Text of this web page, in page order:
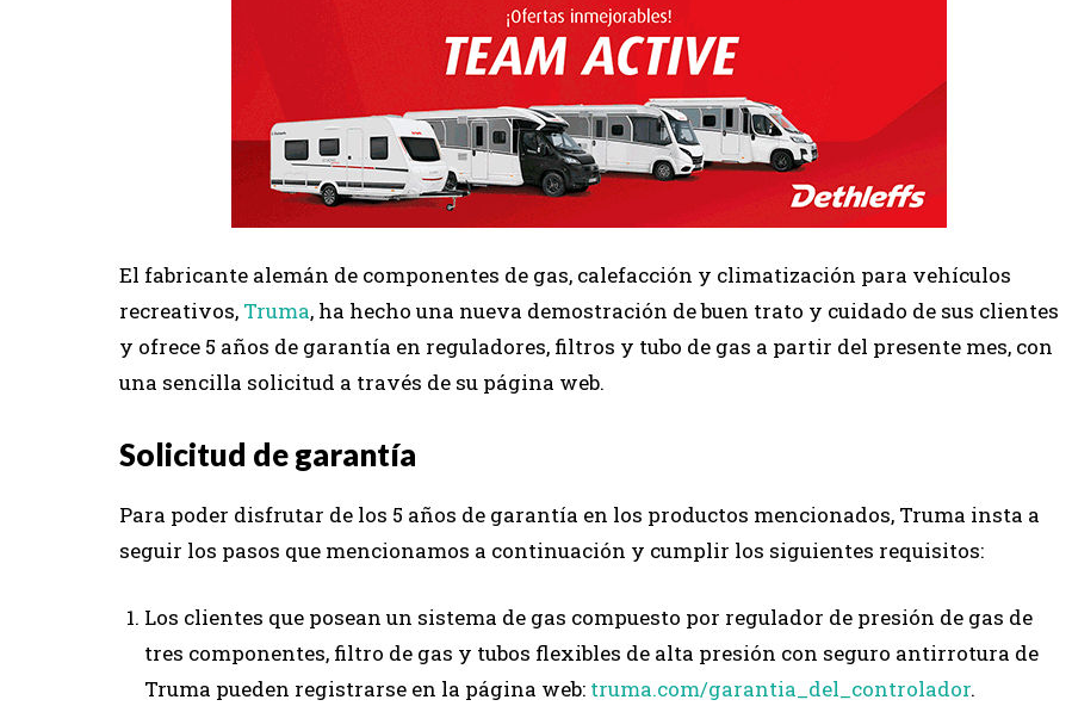
El fabricante alemán de componentes de gas, calefacción y climatización para vehículos
recreativos, Truma, ha hecho una nueva demostración de buen trato y cuidado de sus clientes
y ofrece 5 años de garantía en reguladores, filtros y tubo de gas a partir del presente mes, con
una sencilla solicitud a través de su página web.
Solicitud de garantía
Para poder disfrutar de los 5 años de garantía en los productos mencionados, Truma insta a
seguir los pasos que mencionamos a continuación y cumplir los siguientes requisitos:
Los clientes que posean un sistema de gas compuesto por regulador de presión de gas de
tres componentes, filtro de gas y tubos flexibles de alta presión con seguro antirrotura de
Truma pueden registrarse en la página web: truma.com/garantia_del_controlador.